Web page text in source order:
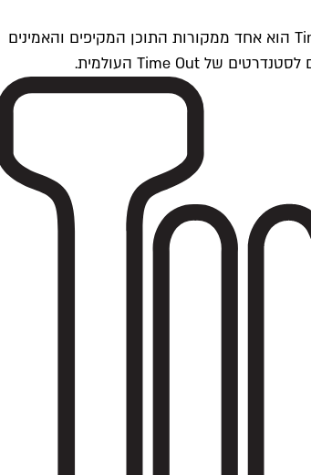
Time Outתל אביב הוא חלק מרשת Time Out Global — רשת מדיה בינלאומית הפועלת ב-360 ערים מרכזיות וב-60 מדינות ברחבי העולם. Time Out הוא אחד ממקורות התוכן המקיפים והאמינים